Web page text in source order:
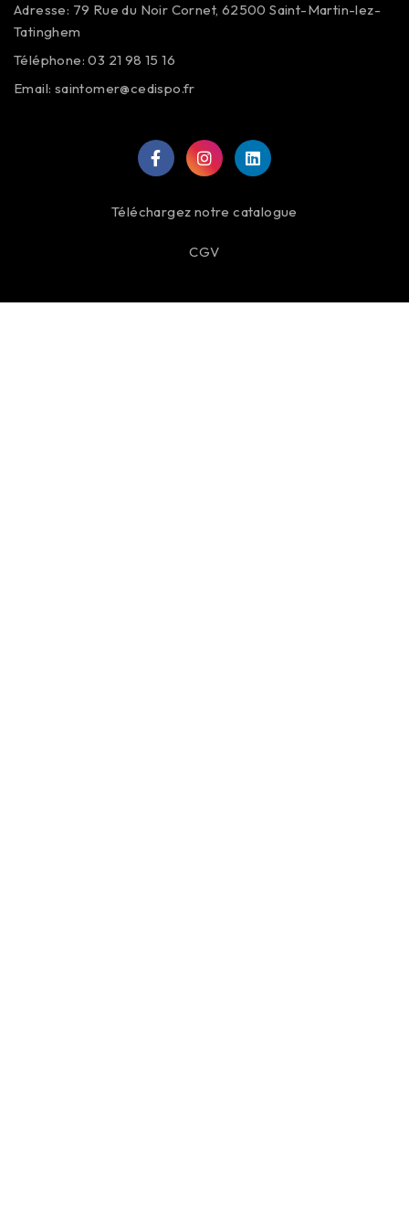
Adresse: 79 Rue du Noir Cornet, 62500 Saint-Martin-lez-
Tatinghem
Téléphone: 03 21 98 15 16
Email: saintomer@cedispo.fr
Téléchargez notre catalogue
CGV